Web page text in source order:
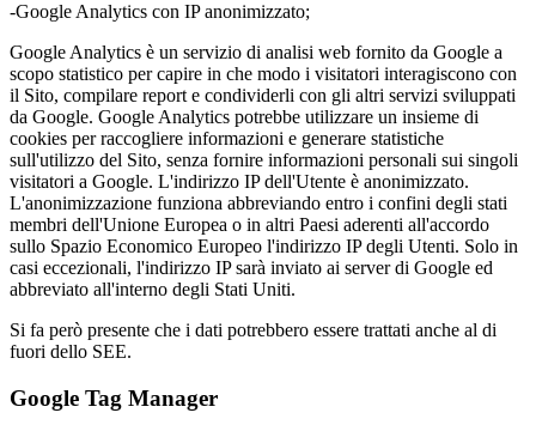
-Google Analytics con IP anonimizzato;
Google Analytics è un servizio di analisi web fornito da Google a
scopo statistico per capire in che modo i visitatori interagiscono con
il Sito, compilare report e condividerli con gli altri servizi sviluppati
da Google. Google Analytics potrebbe utilizzare un insieme di
cookies per raccogliere informazioni e generare statistiche
sull'utilizzo del Sito, senza fornire informazioni personali sui singoli
visitatori a Google. L'indirizzo IP dell'Utente è anonimizzato.
L'anonimizzazione funziona abbreviando entro i confini degli stati
membri dell'Unione Europea o in altri Paesi aderenti all'accordo
sullo Spazio Economico Europeo l'indirizzo IP degli Utenti. Solo in
casi eccezionali, l'indirizzo IP sarà inviato ai server di Google ed
abbreviato all'interno degli Stati Uniti.
Si fa però presente che i dati potrebbero essere trattati anche al di
fuori dello SEE.
Google Tag Manager